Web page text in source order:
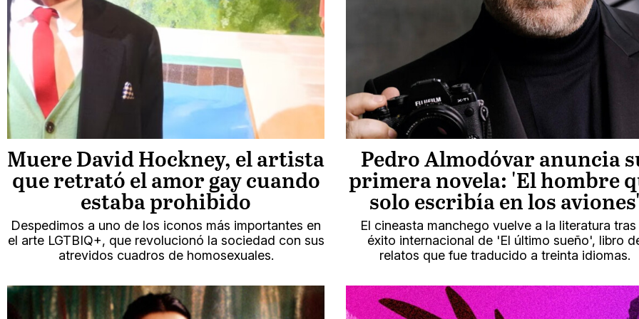
Muere David Hockney, el artista
que retrató el amor gay cuando
estaba prohibido
Despedimos a uno de los iconos más importantes en
el arte LGTBIQ+, que revolucionó la sociedad con sus
atrevidos cuadros de homosexuales.
Pedro Almodóvar anuncia
primera novela: 'El hombre
solo escribía en los
El cineasta manchego vuelve a la literatura tras
éxito internacional de 'El último sueño', libro
relatos que fue traducido a treinta idiomas.